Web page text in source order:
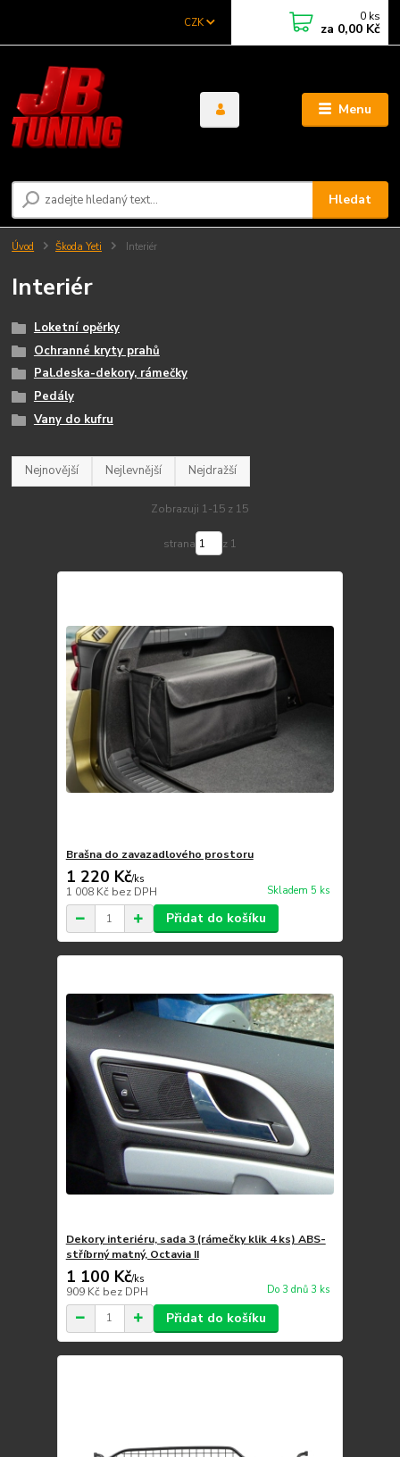
Menu
CZK
Hledat
0 ks
za 0,00 Kč
Úvod Škoda Yeti Interiér
Interiér
Loketní opěrky
Ochranné kryty prahů
Pal.deska-dekory, rámečky
Pedály
Vany do kufru
Nejnovější Nejlevnější Nejdražší
Zobrazuji 1-15 z 15
strana z 1
Brašna do zavazadlového prostoru
1 220 Kč/ks
1 008 Kč bez DPH Skladem 5 ks
Přidat do košíku
Dekory interiéru, sada 3 (rámečky klik 4 ks) ABS-
stříbrný matný, Octavia II
1 100 Kč/ks
909 Kč bez DPH Do 3 dnů 3 ks
Přidat do košíku